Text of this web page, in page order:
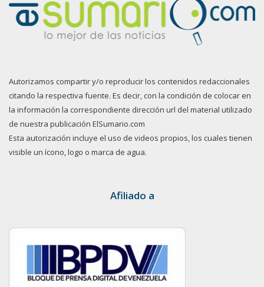
Autorizamos compartir y/o reproducir los contenidos redaccionales
citando la respectiva fuente. Es decir, con la condición de colocar en
la información la correspondiente dirección url del material utilizado
de nuestra publicación ElSumario.com
Esta autorización incluye el uso de videos propios, los cuales tienen
visible un ícono, logo o marca de agua.
Afiliado a